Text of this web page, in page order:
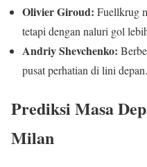
Olivier Giroud: Fuellkrug
tetapi dengan naluri gol
Andriy Shevchenko:
pusat perhatian di lini depan.
Prediksi Masa
Milan